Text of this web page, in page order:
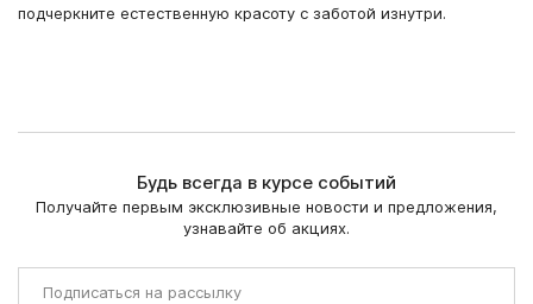
подчеркните естественную красоту с заботой изнутри.
Будь всегда в курсе событий
Получайте первым эксклюзивные новости и предложения,
узнавайте об акциях.